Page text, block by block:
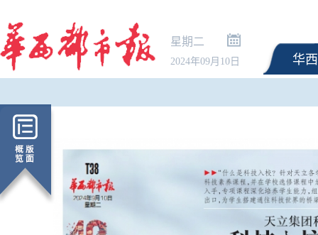
星期二
2024年09月10日 华
解释清理全部完成 不适
修改或废止